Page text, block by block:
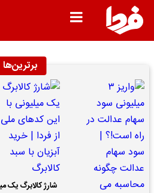
برترین‌ها
شارژ کالابرگ یک